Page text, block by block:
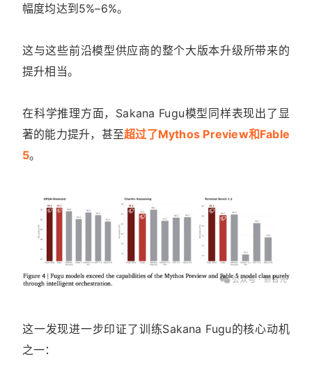
幅度均达到5%–6%。
这与这些前沿模型供应商的整个大版本升级所带来的
提升相当。
在科学推理方面，Sakana Fugu模型同样表现出了显
著的能力提升，甚至超过了Mythos Preview和Fable
5。
这一发现进一步印证了训练Sakana Fugu的核心动机
之一：